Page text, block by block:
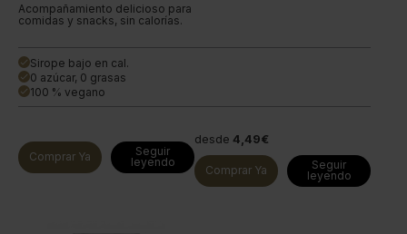
Acompañamiento delicioso para
comidas y snacks, sin calorías.
done Sirope bajo en cal.
done 0 azúcar, 0 grasas
done 100 % vegano
Comprar Ya
Seguir
leyendo
desde 4,49€
Comprar Ya
Seguir
leyendo